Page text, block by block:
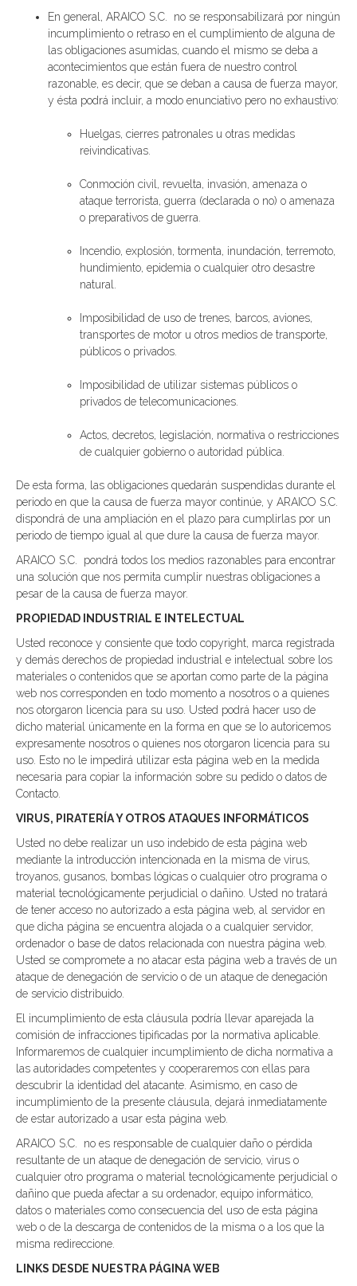
En general, ARAICO S.C. no se responsabilizará por ningún
incumplimiento o retraso en el cumplimiento de alguna de
las obligaciones asumidas, cuando el mismo se deba a
acontecimientos que están fuera de nuestro control
razonable, es decir, que se deban a causa de fuerza mayor,
y ésta podrá incluir, a modo enunciativo pero no exhaustivo:
Huelgas, cierres patronales u otras medidas
reivindicativas.
Conmoción civil, revuelta, invasión, amenaza o
ataque terrorista, guerra (declarada o no) o amenaza
o preparativos de guerra.
Incendio, explosión, tormenta, inundación, terremoto,
hundimiento, epidemia o cualquier otro desastre
natural.
Imposibilidad de uso de trenes, barcos, aviones,
transportes de motor u otros medios de transporte,
públicos o privados.
Imposibilidad de utilizar sistemas públicos o
privados de telecomunicaciones.
Actos, decretos, legislación, normativa o restricciones
de cualquier gobierno o autoridad pública.
De esta forma, las obligaciones quedarán suspendidas durante el
periodo en que la causa de fuerza mayor continúe, y ARAICO S.C.
dispondrá de una ampliación en el plazo para cumplirlas por un
periodo de tiempo igual al que dure la causa de fuerza mayor.
ARAICO S.C. pondrá todos los medios razonables para encontrar
una solución que nos permita cumplir nuestras obligaciones a
pesar de la causa de fuerza mayor.
PROPIEDAD INDUSTRIAL E INTELECTUAL
Usted reconoce y consiente que todo copyright, marca registrada
y demás derechos de propiedad industrial e intelectual sobre los
materiales o contenidos que se aportan como parte de la página
web nos corresponden en todo momento a nosotros o a quienes
nos otorgaron licencia para su uso. Usted podrá hacer uso de
dicho material únicamente en la forma en que se lo autoricemos
expresamente nosotros o quienes nos otorgaron licencia para su
uso. Esto no le impedirá utilizar esta página web en la medida
necesaria para copiar la información sobre su pedido o datos de
Contacto.
VIRUS, PIRATERÍA Y OTROS ATAQUES INFORMÁTICOS
Usted no debe realizar un uso indebido de esta página web
mediante la introducción intencionada en la misma de virus,
troyanos, gusanos, bombas lógicas o cualquier otro programa o
material tecnológicamente perjudicial o dañino. Usted no tratará
de tener acceso no autorizado a esta página web, al servidor en
que dicha página se encuentra alojada o a cualquier servidor,
ordenador o base de datos relacionada con nuestra página web.
Usted se compromete a no atacar esta página web a través de un
ataque de denegación de servicio o de un ataque de denegación
de servicio distribuido.
El incumplimiento de esta cláusula podría llevar aparejada la
comisión de infracciones tipificadas por la normativa aplicable.
Informaremos de cualquier incumplimiento de dicha normativa a
las autoridades competentes y cooperaremos con ellas para
descubrir la identidad del atacante. Asimismo, en caso de
incumplimiento de la presente cláusula, dejará inmediatamente
de estar autorizado a usar esta página web.
ARAICO S.C. no es responsable de cualquier daño o pérdida
resultante de un ataque de denegación de servicio, virus o
cualquier otro programa o material tecnológicamente perjudicial o
dañino que pueda afectar a su ordenador, equipo informático,
datos o materiales como consecuencia del uso de esta página
web o de la descarga de contenidos de la misma o a los que la
misma redireccione.
LINKS DESDE NUESTRA PÁGINA WEB